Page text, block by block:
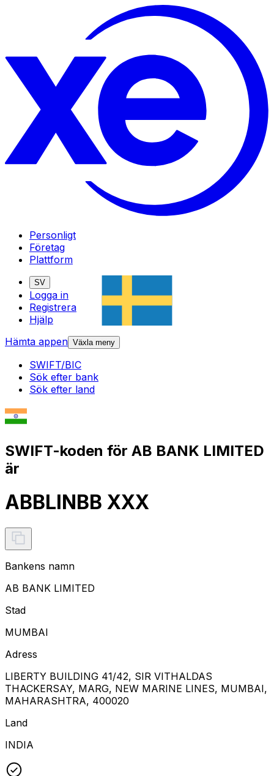
Personligt
Företag
Plattform
SV
Logga in
Registrera
Hjälp
Hämta appen Växla meny
SWIFT/BIC
Sök efter bank
Sök efter land
SWIFT-koden för AB BANK LIMITED
är
ABBLINBB XXX
Bankens namn
AB BANK LIMITED
Stad
MUMBAI
Adress
LIBERTY BUILDING 41/42, SIR VITHALDAS
THACKERSAY, MARG, NEW MARINE LINES, MUMBAI,
MAHARASHTRA, 400020
Land
INDIA